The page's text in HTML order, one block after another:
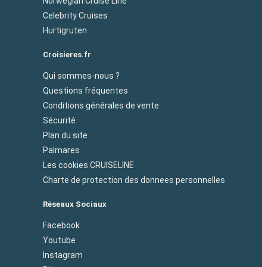
Celebrity Cruises
Hurtigruten
Croisieres.fr
Qui sommes-nous ?
Questions fréquentes
Conditions générales de vente
Sécurité
Plan du site
Palmares
Les cookies CRUISELINE
Charte de protection des donnees personnelles
Réseaux Sociaux
Facebook
Youtube
Instagram